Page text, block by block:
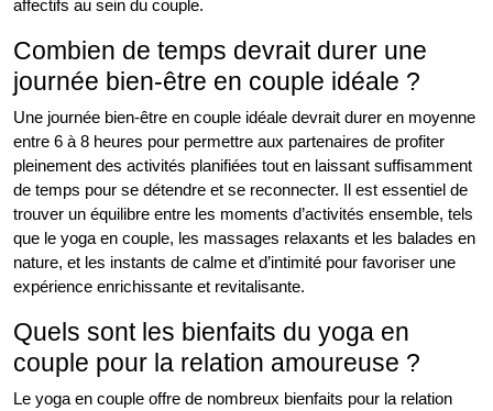
affectifs au sein du couple.
Combien de temps devrait durer une
journée bien-être en couple idéale ?
Une journée bien-être en couple idéale devrait durer en moyenne
entre 6 à 8 heures pour permettre aux partenaires de profiter
pleinement des activités planifiées tout en laissant suffisamment
de temps pour se détendre et se reconnecter. Il est essentiel de
trouver un équilibre entre les moments d’activités ensemble, tels
que le yoga en couple, les massages relaxants et les balades en
nature, et les instants de calme et d’intimité pour favoriser une
expérience enrichissante et revitalisante.
Quels sont les bienfaits du yoga en
couple pour la relation amoureuse ?
Le yoga en couple offre de nombreux bienfaits pour la relation